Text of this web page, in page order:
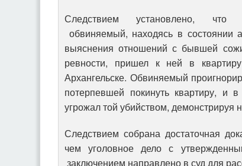
Следствием установлено,
обвиняемый, находясь в состоянии
выяснения отношений с бывшей
ревности, пришел к ней в
Архангельске. Обвиняемый
потерпевшей покинуть квартиру, и
угрожал той убийством, демонстрируя
Следствием собрана достаточная
чем уголовное дело с
заключением направлено в суд для